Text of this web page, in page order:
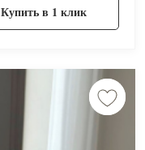
Купить в 1 клик